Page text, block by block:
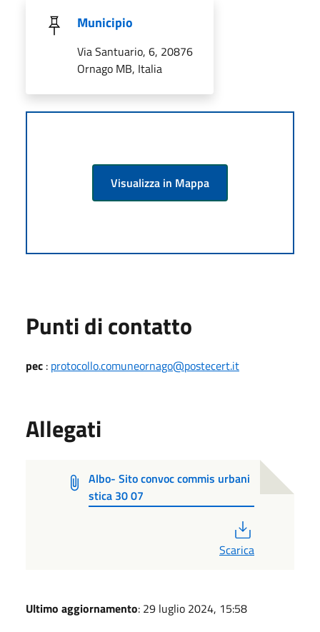
Municipio
Via Santuario, 6, 20876
Ornago MB, Italia
Visualizza in Mappa
Punti di contatto
pec : protocollo.comuneornago@postecert.it
Allegati
Albo- Sito convoc commis urbani
stica 30 07
Scarica
Ultimo aggiornamento: 29 luglio 2024, 15:58